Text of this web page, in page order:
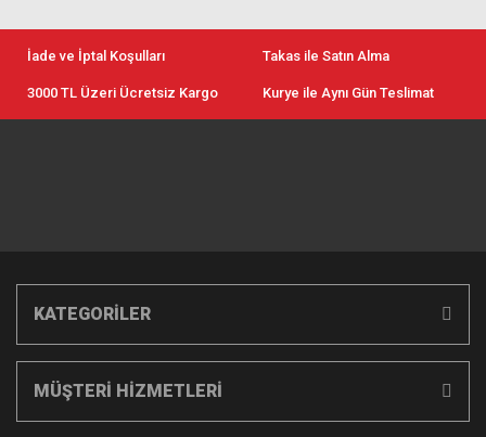
İade ve İptal Koşulları Takas ile Satın Alma
3000 TL Üzeri Ücretsiz Kargo Kurye ile Aynı Gün Teslimat
KATEGORİLER
MÜŞTERİ HİZMETLERİ